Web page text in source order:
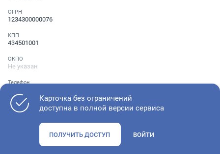
ОГРН
1234300000076
КПП
434501001
ОКПО
Не указан
Телефон
Как оценить состояние компании
Карточка без ограничений
доступна в полной версии сервиса
ПОЛУЧИТЬ ДОСТУП ВОЙТИ